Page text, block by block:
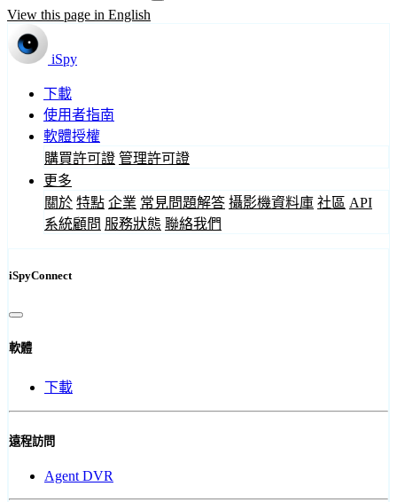
View this page in English
iSpy
下載
使用者指南
軟體授權
購買許可證 管理許可證
更多
關於 特點 企業 常見問題解答 攝影機資料庫 社區 API
系統顧問 服務狀態 聯絡我們
iSpyConnect
軟體
下載
遠程訪問
Agent DVR